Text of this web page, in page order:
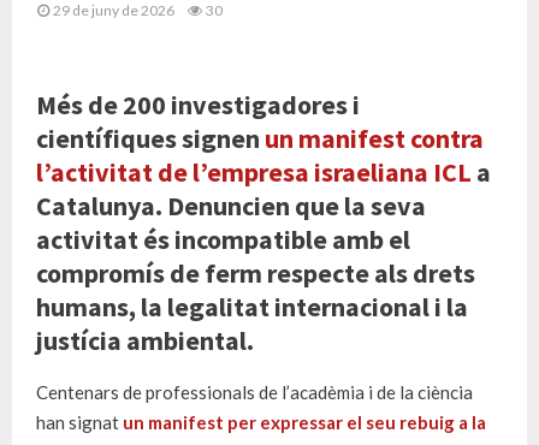
29 de juny de 2026 30
Més de 200 investigadores i
científiques signen un manifest contra
l’activitat de l’empresa israeliana ICL a
Catalunya. Denuncien que la seva
activitat és incompatible amb el
compromís de ferm respecte als drets
humans, la legalitat internacional i la
justícia ambiental.
Centenars de professionals de l’acadèmia i de la ciència
han signat un manifest per expressar el seu rebuig a la